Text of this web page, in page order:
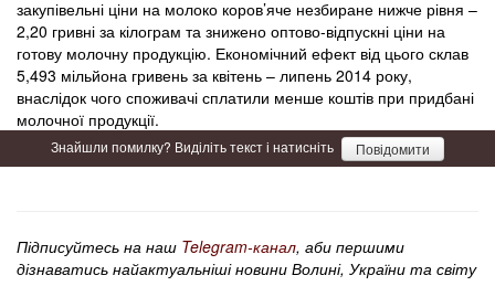
закупівельні ціни на молоко коров’яче незбиране нижче рівня –
2,20 гривні за кілограм та знижено оптово-відпускні ціни на
готову молочну продукцію. Економічний ефект від цього склав
5,493 мільйона гривень за квітень – липень 2014 року,
внаслідок чого споживачі сплатили менше коштів при придбані
молочної продукції.
Знайшли помилку? Виділіть текст і натисніть Повідомити
Підписуйтесь на наш Telegram-канал, аби першими
дізнаватись найактуальніші новини Волині, України та світу